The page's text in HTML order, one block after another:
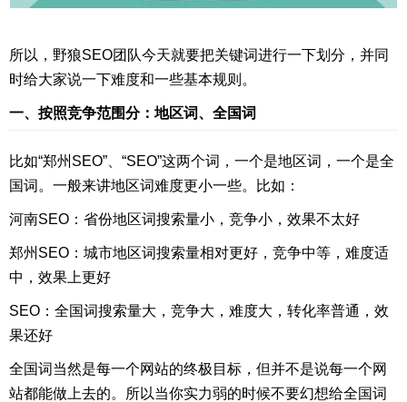
所以，野狼SEO团队今天就要把关键词进行一下划分，并同
时给大家说一下难度和一些基本规则。
一、按照竞争范围分：地区词、全国词
比如“郑州SEO”、“SEO”这两个词，一个是地区词，一个是全
国词。一般来讲地区词难度更小一些。比如：
河南SEO：省份地区词搜索量小，竞争小，效果不太好
郑州SEO：城市地区词搜索量相对更好，竞争中等，难度适
中，效果上更好
SEO：全国词搜索量大，竞争大，难度大，转化率普通，效
果还好
全国词当然是每一个网站的终极目标，但并不是说每一个网
站都能做上去的。所以当你实力弱的时候不要幻想给全国词